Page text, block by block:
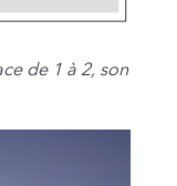
de 1 à 2, son